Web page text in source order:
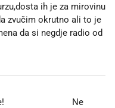
ih je za mirovinu
zvučim okrutno ali to je
da si negdje radio od